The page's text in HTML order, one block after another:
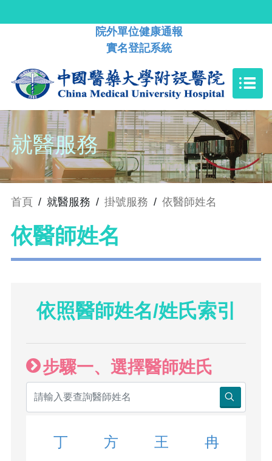
院外單位健康通報
實名登記系統
就醫服務
首頁 / 就醫服務 / 掛號服務 / 依醫師姓名
依醫師姓名
依照醫師姓名/姓氏索引
步驟一、選擇醫師姓氏
丁 方 王 冉